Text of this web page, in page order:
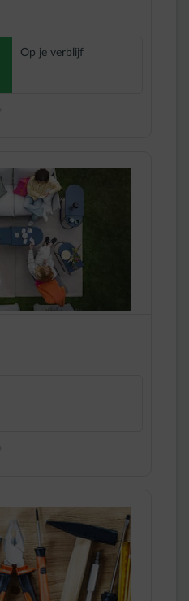
Op je verblijf